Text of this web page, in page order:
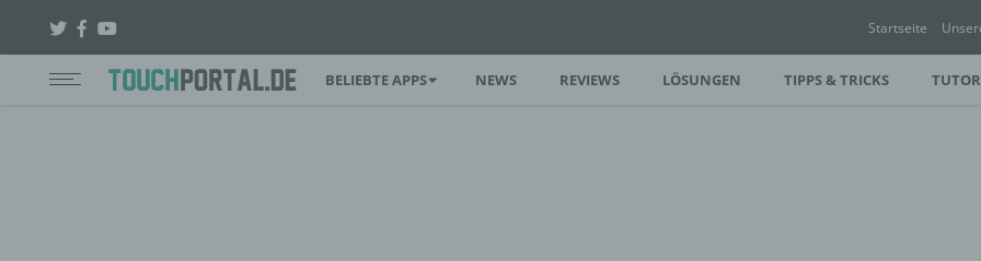
Startseite
BELIEBTE APPS NEWS REVIEWS LÖSUNGEN TIPPS & TRICKS